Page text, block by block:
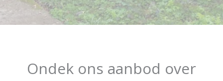
Ondek ons aanbod over